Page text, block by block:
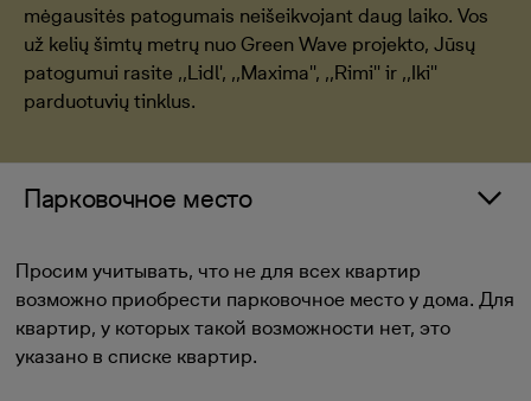
mėgausitės patogumais neišeikvojant daug laiko. Vos
už kelių šimtų metrų nuo Green Wave projekto, Jūsų
patogumui rasite ,,Lidl', ,,Maxima'', ,,Rimi'' ir ,,Iki''
parduotuvių tinklus.
Парковочное место
Просим учитывать, что не для всех квартир
возможно приобрести парковочное место у дома. Для
квартир, у которых такой возможности нет, это
указано в списке квартир.